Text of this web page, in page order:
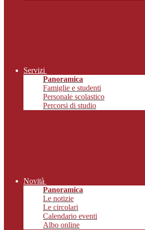
Servizi
Panoramica
Famiglie e studenti
Personale scolastico
Percorsi di studio
Novità
Panoramica
Le notizie
Le circolari
Calendario eventi
Albo online